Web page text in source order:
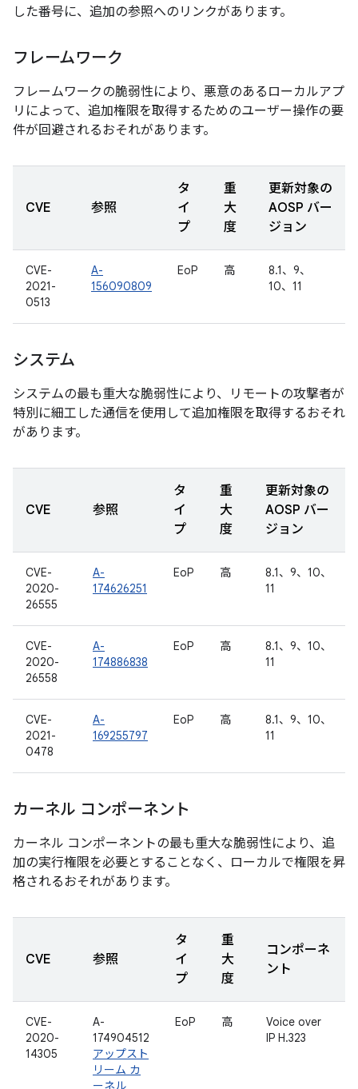
した番号に、追加の参照へのリンクがあります。
フレームワーク
フレームワークの脆弱性により、悪意のあるローカルアプ
リによって、追加権限を取得するためのユーザー操作の要
件が回避されるおそれがあります。
CVE 参照
タ
イ
プ
重
大
度
更新対象の
AOSP バー
ジョン
CVE-
2021-
0513
A-
156090809
EoP 高
8.1、9、
10、11
システム
システムの最も重大な脆弱性により、リモートの攻撃者が
特別に細工した通信を使用して追加権限を取得するおそれ
があります。
CVE 参照
タ
イ
プ
重
大
度
更新対象の
AOSP バー
ジョン
CVE-
2020-
26555
A-
174626251
EoP 高
8.1、9、10、
11
CVE-
2020-
26558
A-
174886838
EoP 高
8.1、9、10、
11
CVE-
2021-
0478
A-
169255797
EoP 高
8.1、9、10、
11
カーネル コンポーネント
カーネル コンポーネントの最も重大な脆弱性により、追
加の実行権限を必要とすることなく、ローカルで権限を昇
格されるおそれがあります。
CVE 参照
タ
イ
プ
重
大
度
コンポーネ
ント
CVE-
2020-
14305
A-
174904512
アップスト
リーム カ
ーネル
EoP 高
Voice over
IP H.323